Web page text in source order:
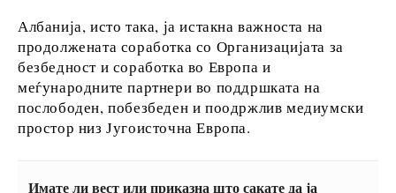
Храна &
Пијалаци
Western
Албанија, исто така, ја истакна важноста на
продолжената соработка со Организацијата за
безбедност и соработка во Европа и
меѓународните партнери во поддршката на
послободен, побезбеден и поодржлив медиумски
простор низ Југоисточна Европа.
Имате ли вест или приказна што сакате да ја